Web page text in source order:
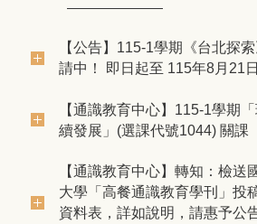
【公告】115-1學期《台北探
請中！ 即日起至 115年8月21
【通識教育中心】​115-1學期
續發展」(選課代號1044) 關課
【通識教育中心】轉知：檢送
大學「高餐通識教育學刊」投
資料表，詳如說明，請惠予公